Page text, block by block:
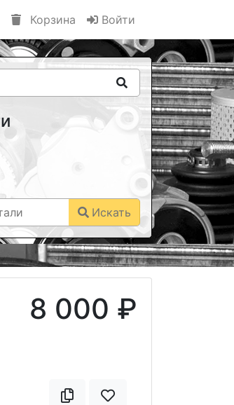
Корзина Войти
Искать
8 000 ₽